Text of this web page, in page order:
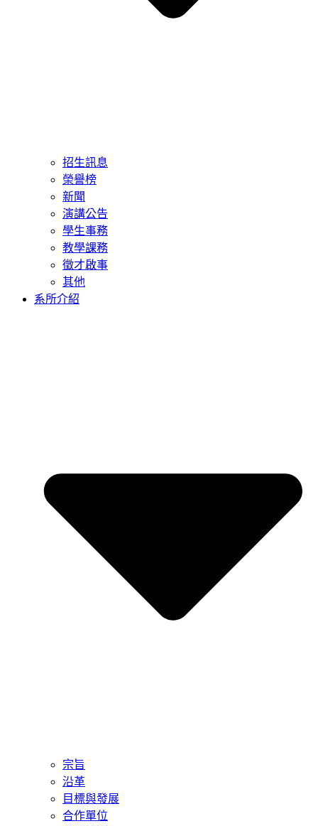
招生訊息
榮譽榜
新聞
演講公告
學生事務
教學課務
徵才啟事
其他
系所介紹
宗旨
沿革
目標與發展
合作單位